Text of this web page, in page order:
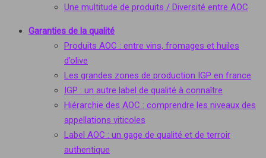
Une multitude de produits / Diversité entre AOC
Garanties de la qualité
Produits AOC : entre vins, fromages et huiles
d’olive
Les grandes zones de production IGP en france
IGP : un autre label de qualité à connaître
Hiérarchie des AOC : comprendre les niveaux des
appellations viticoles
Label AOC : un gage de qualité et de terroir
authentique